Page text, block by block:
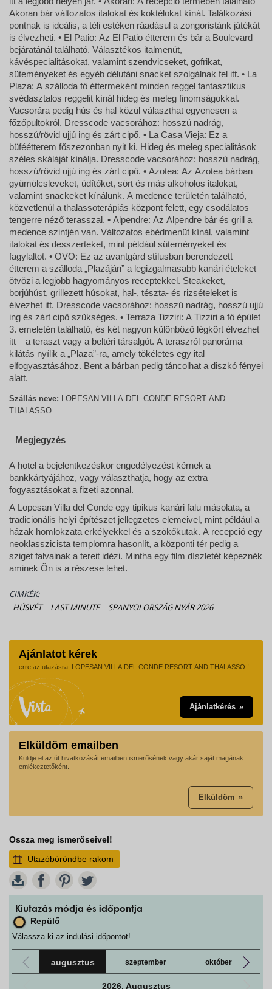
Akoran bár változatos italokat és koktélokat kínál. Találkozási
pontnak is ideális, a téli estéken ráadásul a zongoristánk játékát
is élvezheti. • El Patio: Az El Patio étterem és bár a Boulevard
bejáratánál található. Választékos italmenüt,
kávéspecialitásokat, valamint szendvicseket, gofrikat,
süteményeket és egyéb délutáni snacket szolgálnak fel itt. • La
Plaza: A szálloda fő éttermeként minden reggel fantasztikus
svédasztalos reggelit kínál hideg és meleg finomságokkal.
Vacsorára pedig hús és hal közül választhat egyenesen a
főzőpultokról. Dresscode vacsorához: hosszú nadrág,
hosszú/rövid ujjú ing és zárt cipő. • La Casa Vieja: Ez a
büféétterem főszezonban nyit ki. Hideg és meleg specialitások
széles skáláját kínálja. Dresscode vacsorához: hosszú nadrág,
hosszú/rövid ujjú ing és zárt cipő. • Azotea: Az Azotea bárban
gyümölcsleveket, üdítőket, sört és más alkoholos italokat,
valamint snackeket kínálunk. A medence területén található,
közvetlenül a thalassoterápiás központ felett, egy csodálatos
tengerre néző terasszal. • Alpendre: Az Alpendre bár és grill a
medence szintjén van. Változatos ebédmenüt kínál, valamint
italokat és desszerteket, mint például süteményeket és
fagylaltot. • OVO: Ez az avantgárd stílusban berendezett
étterem a szálloda „Plazáján” a legizgalmasabb kanári ételeket
ötvözi a legjobb hagyományos receptekkel. Steakeket,
borjúhúst, grillezett húsokat, hal-, tészta- és rizsételeket is
élvezhet itt. Dresscode vacsorához: hosszú nadrág, hosszú ujjú
ing és zárt cipő szükséges. • Terraza Tizziri: A Tizziri a fő épület
3. emeletén található, és két nagyon különböző légkört élvezhet
itt – a teraszt vagy a beltéri társalgót. A teraszról panoráma
kilátás nyílik a „Plaza”-ra, amely tökéletes egy ital
elfogyasztásához. Bent a bárban pedig táncolhat a diszkó fényei
alatt.
Szállás neve: LOPESAN VILLA DEL CONDE RESORT AND
THALASSO
Megjegyzés
A hotel a bejelentkezéskor engedélyezést kérnek a
bankkártyájához, vagy választhatja, hogy az extra
fogyasztásokat a fizeti azonnal.
A Lopesan Villa del Conde egy tipikus kanári falu másolata, a
tradicionális helyi építészet jellegzetes elemeivel, mint például a
házak homlokzata erkélyekkel és a szökőkutak. A recepció egy
neoklasszicista templomra hasonlít, a központi tér pedig a
sziget falvainak a tereit idézi. Mintha egy film díszletét képeznék
aminek Ön is a részese lehet.
CIMKÉK:
HÚSVÉT
LAST MINUTE SPANYOLORSZÁG NYÁR 2026
Ajánlatot kérek
erre az utazásra: LOPESAN VILLA DEL CONDE RESORT AND THALASSO !
Ajánlatkérés
Elküldöm emailben
Küldje el az út hivatkozását emailben ismerősének vagy akár saját magának
emlékeztetőként.
Elküldöm
Ossza meg ismerőseivel!
Utazóböröndbe rakom
Kiutazás módja és időpontja
Repülő
Válassza ki az indulási időpontot!
augusztus szeptember október
2026. Augusztus